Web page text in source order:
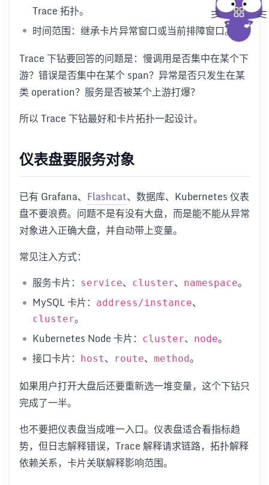
Trace 拓扑。
时间范围：继承卡片异常窗口或当前排障窗口。
Trace 下钻要回答的问题是：慢调用是否集中在某个下
游？错误是否集中在某个 span？异常是否只发生在某
类 operation？服务是否被某个上游打爆？
所以 Trace 下钻最好和卡片拓扑一起设计。
仪表盘要服务对象
已有 Grafana、 Flashcat、数据库、Kubernetes 仪表
盘不要浪费。问题不是有没有大盘，而是能不能从异常
对象进入正确大盘，并自动带上变量。
常见注入方式：
服务卡片：
service、 cluster、 namespace。
MySQL 卡片：
address/instance、
cluster。
Kubernetes Node 卡片：
cluster、 node。
接口卡片：
host、 route、 method。
如果用户打开大盘后还要重新选一堆变量，这个下钻只
完成了一半。
也不要把仪表盘当成唯一入口。仪表盘适合看指标趋
势，但日志解释错误，Trace 解释请求链路，拓扑解释
依赖关系，卡片关联解释影响范围。